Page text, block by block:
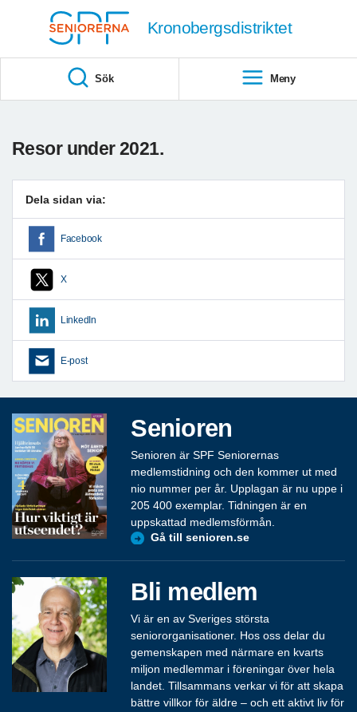
Kronobergsdistriktet
Sök Meny
Resor under 2021.
Dela sidan via:
Facebook
X
LinkedIn
E-post
Senioren
Senioren är SPF Seniorernas
medlemstidning och den kommer ut med
nio nummer per år. Upplagan är nu uppe i
205 400 exemplar. Tidningen är en
uppskattad medlemsförmån.
Gå till senioren.se
Bli medlem
Vi är en av Sveriges största
seniororganisationer. Hos oss delar du
gemenskapen med närmare en kvarts
miljon medlemmar i föreningar över hela
landet. Tillsammans verkar vi för att skapa
bättre villkor för äldre – och ett aktivt liv för